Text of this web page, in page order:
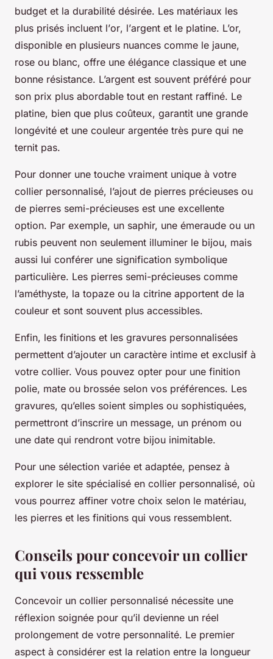
budget et la durabilité désirée. Les matériaux les
plus prisés incluent l’or, l’argent et le platine. L’or,
disponible en plusieurs nuances comme le jaune,
rose ou blanc, offre une élégance classique et une
bonne résistance. L’argent est souvent préféré pour
son prix plus abordable tout en restant raffiné. Le
platine, bien que plus coûteux, garantit une grande
longévité et une couleur argentée très pure qui ne
ternit pas.
Pour donner une touche vraiment unique à votre
collier personnalisé, l’ajout de pierres précieuses ou
de pierres semi-précieuses est une excellente
option. Par exemple, un saphir, une émeraude ou un
rubis peuvent non seulement illuminer le bijou, mais
aussi lui conférer une signification symbolique
particulière. Les pierres semi-précieuses comme
l’améthyste, la topaze ou la citrine apportent de la
couleur et sont souvent plus accessibles.
Enfin, les finitions et les gravures personnalisées
permettent d’ajouter un caractère intime et exclusif à
votre collier. Vous pouvez opter pour une finition
polie, mate ou brossée selon vos préférences. Les
gravures, qu’elles soient simples ou sophistiquées,
permettront d’inscrire un message, un prénom ou
une date qui rendront votre bijou inimitable.
Pour une sélection variée et adaptée, pensez à
explorer le site spécialisé en collier personnalisé, où
vous pourrez affiner votre choix selon le matériau,
les pierres et les finitions qui vous ressemblent.
Conseils pour concevoir un collier
qui vous ressemble
Concevoir un collier personnalisé nécessite une
réflexion soignée pour qu’il devienne un réel
prolongement de votre personnalité. Le premier
aspect à considérer est la relation entre la longueur